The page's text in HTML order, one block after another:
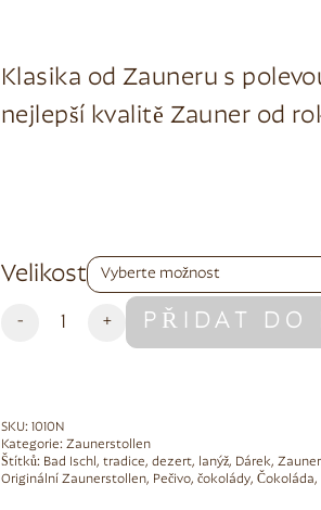
Klasika od Zauneru s
nejlepší kvalitě Zauner od
Velikost
- + PŘIDAT DO
Alternative:
SKU: 1010N
Kategorie: Zaunerstollen
Štítků: Bad Ischl , tradice, dezert, lanýž, Dárek,
Originální Zaunerstollen, Pečivo, čokolády, Čokoláda,